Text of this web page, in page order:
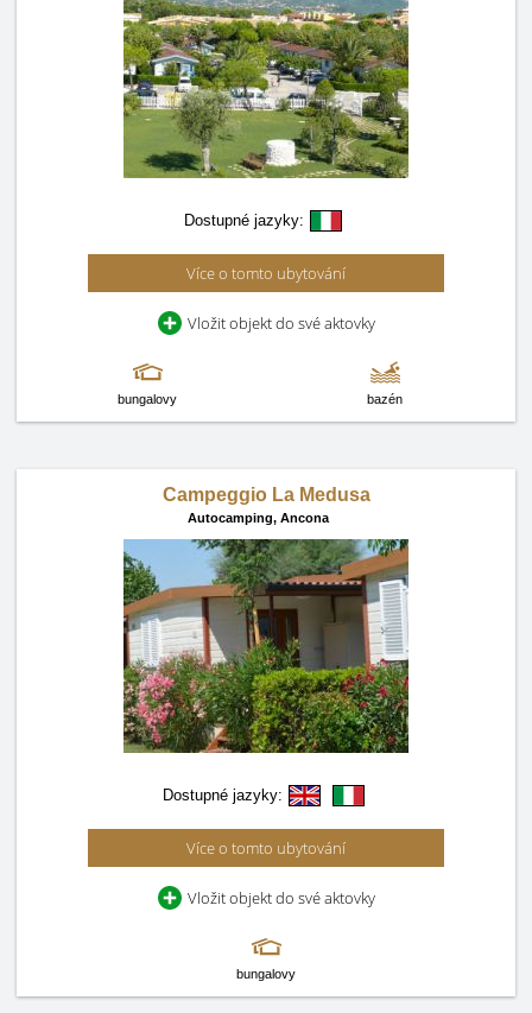
Dostupné jazyky:
Více o tomto ubytování
Vložit objekt do své aktovky
bungalovy bazén
Campeggio La Medusa
Autocamping, Ancona
Dostupné jazyky:
Více o tomto ubytování
Vložit objekt do své aktovky
bungalovy